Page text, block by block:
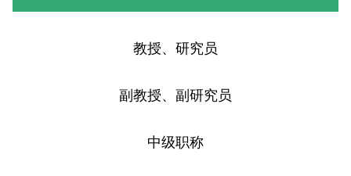
教授、研究员
副教授、副研究员
中级职称